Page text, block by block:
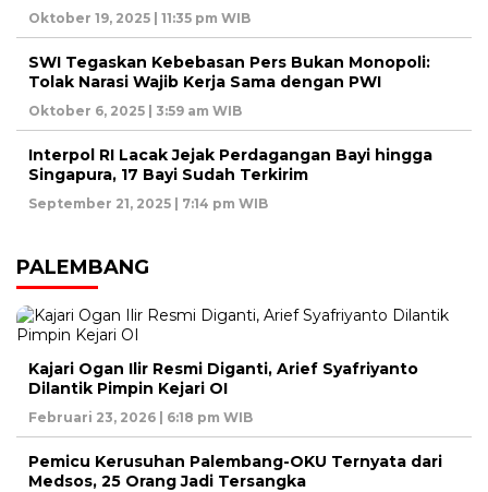
Oktober 19, 2025 | 11:35 pm WIB
SWI Tegaskan Kebebasan Pers Bukan Monopoli:
Tolak Narasi Wajib Kerja Sama dengan PWI
Oktober 6, 2025 | 3:59 am WIB
Interpol RI Lacak Jejak Perdagangan Bayi hingga
Singapura, 17 Bayi Sudah Terkirim
September 21, 2025 | 7:14 pm WIB
PALEMBANG
Kajari Ogan Ilir Resmi Diganti, Arief Syafriyanto
Dilantik Pimpin Kejari OI
Februari 23, 2026 | 6:18 pm WIB
Pemicu Kerusuhan Palembang-OKU Ternyata dari
Medsos, 25 Orang Jadi Tersangka